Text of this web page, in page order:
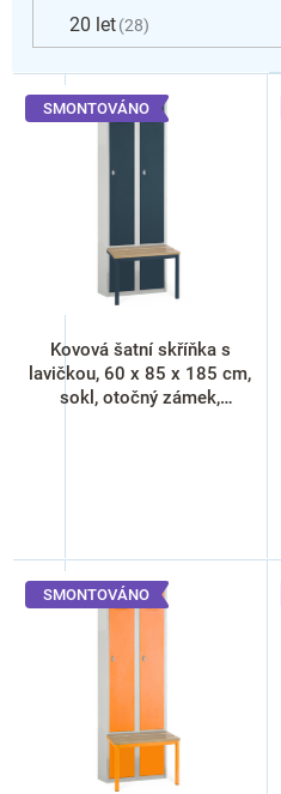
20 let 28
V
SMONTOVÁNO
Kovová šatní skříňka s
lavičkou, 60 x 85 x 185 cm,
sokl, otočný zámek,
SMONTOVÁNO